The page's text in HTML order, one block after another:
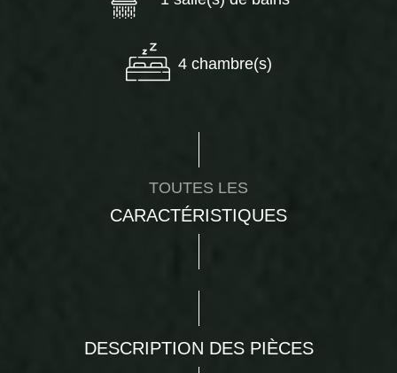
4 chambre(s)
TOUTES LES
CARACTÉRISTIQUES
DESCRIPTION DES PIÈCES